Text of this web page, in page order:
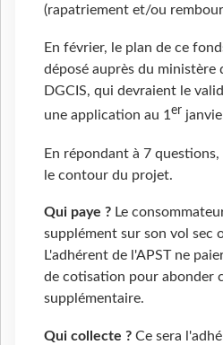
(rapatriement et/ou
En février, le plan de ce
déposé auprès du ministère
DGCIS, qui devraient le
une application au 1er
En répondant à 7
le contour du projet.
Qui paye ? Le
supplément sur son vol sec
L'adhérent de l'APST ne
de cotisation pour abonder
supplémentaire.
Qui collecte ? Ce sera